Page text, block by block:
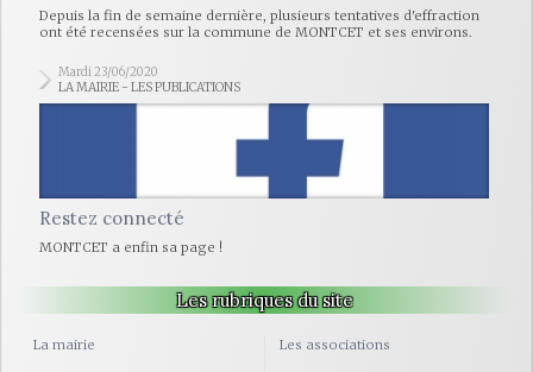
Depuis la fin de semaine dernière, plusieurs tentatives d'effraction
ont été recensées sur la commune de MONTCET et ses environs.
Mardi 23/06/2020
LA MAIRIE - LES PUBLICATIONS
Restez connecté
MONTCET a enfin sa page !
Les rubriques du site
La mairie Les associations